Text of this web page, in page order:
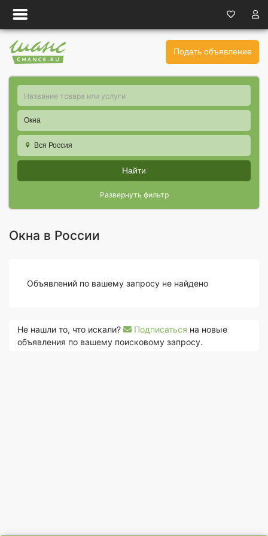
Подать объявление
Окна
Вся Россия
Найти
Развернуть фильтр
Окна в России
Объявлений по вашему запросу не найдено
Не нашли то, что искали? Подписаться на новые
объявления по вашему поисковому запросу.